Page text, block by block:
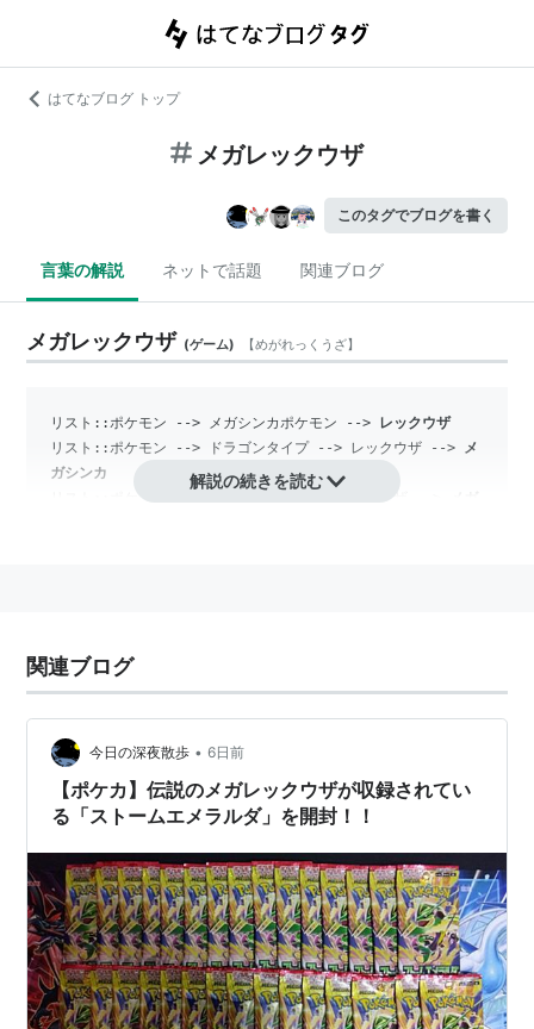
はてなブログ トップ
メガレックウザ
このタグでブログを書く
言葉の解説 ネットで話題 関連ブログ
メガレックウザ (ゲーム) 【めがれっくうざ】
リスト::ポケモン --> メガシンカポケモン -->
レックウザ
リスト::ポケモン
--> ドラゴンタイプ --> レックウザ --> メ
ガシンカ
リスト::ポケモン
--> ひこうタイプ --> レックウザ -->
一応メガシンカ(バトル中に覚醒)の範疇には入るもの
の、特殊な生態のためか他のポケモンとは異なり、メガ
ストーンではなく技「ガリョウテンセイ」を所持するこ
とがメガシンカの条件となっており、特性もゲンシグラ
ードン・ゲンシカイオーガと対になるものとなってい
る。
このためアイテムを持ちつつメガシンカするという、他
のポケモンにはできない戦い方が可能であり、性能的に
も特性「デルタストリーム」の乱気流によって実質弱点
が減り、いわタイプは弱点でなくなり、こおりタイプも
4倍弱点ではなくなっている。
解説の続きを読む
関連ブログ
今日の深夜散歩 • 6日前
【ポケカ】伝説のメガレックウザが収録されてい
る「ストームエメラルダ」を開封！！